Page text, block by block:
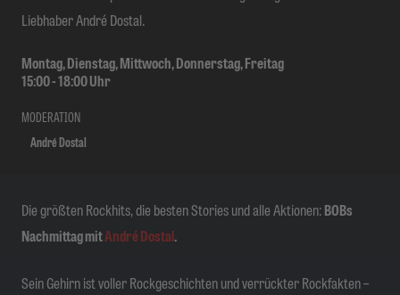
Liebhaber André Dostal.
Montag, Dienstag, Mittwoch, Donnerstag, Freitag
15:00-18:00Uhr
MODERATION
André Dostal
Die größten Rockhits, die besten Stories und alle Aktionen:BOBs
Nachmittag mitAndré Dostal.
Sein Gehirn ist voller Rockgeschichten und verrückter Rockfakten –